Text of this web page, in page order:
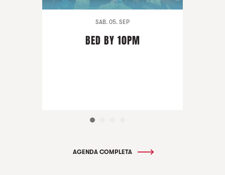
SAB. 05. SEP
BED BY 10PM
AGENDA COMPLETA